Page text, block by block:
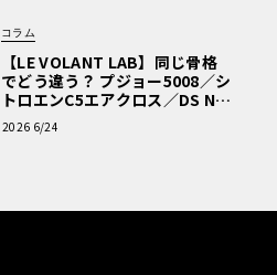
コラム
【LE VOLANT LAB】同じ骨格
でどう違う？ プジョー5008／シ
トロエンC5エアクロス／DS Nº4
読者一気乗りレポート
2026 6/24